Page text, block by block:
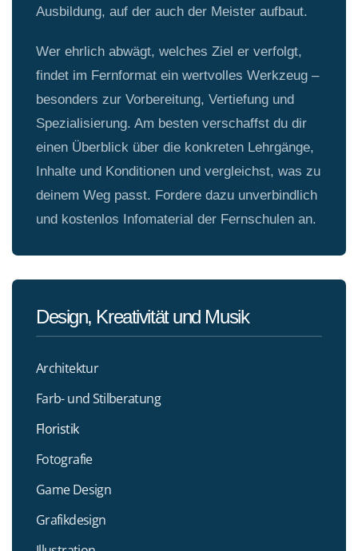
Ausbildung, auf der auch der Meister aufbaut.
Wer ehrlich abwägt, welches Ziel er verfolgt,
findet im Fernformat ein wertvolles Werkzeug –
besonders zur Vorbereitung, Vertiefung und
Spezialisierung. Am besten verschaffst du dir
einen Überblick über die konkreten Lehrgänge,
Inhalte und Konditionen und vergleichst, was zu
deinem Weg passt. Fordere dazu unverbindlich
und kostenlos Infomaterial der Fernschulen an.
Design, Kreativität und Musik
Architektur
Farb- und Stilberatung
Floristik
Fotografie
Game Design
Grafikdesign